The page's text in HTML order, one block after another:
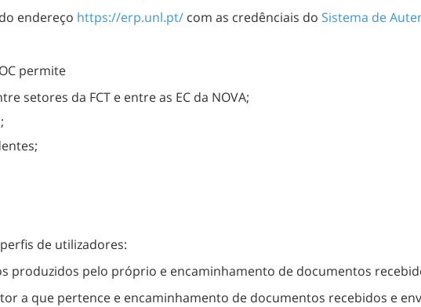
endereço https://erp.unl.pt/ com as credênciais do Sistema de
permite
setores da FCT e entre as EC da NOVA;
de utilizadores:
produzidos pelo próprio e encaminhamento de documentos
a que pertence e encaminhamento de documentos recebidos e